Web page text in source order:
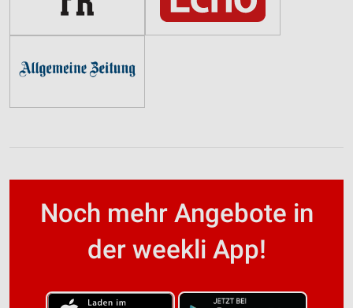
Noch mehr Angebote in
der weekli App!